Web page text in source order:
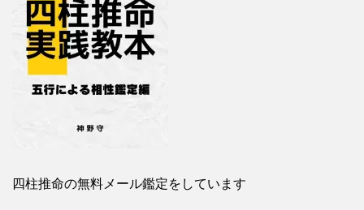
四柱推命の無料メール鑑定をしています